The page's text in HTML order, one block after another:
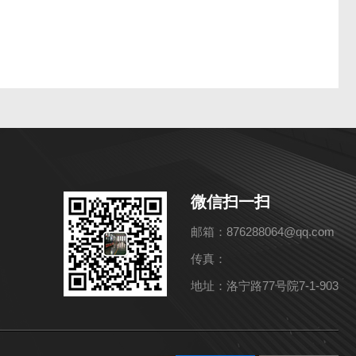
微信扫一扫
邮箱：876288064@qq.com
传真：
地址：洛宁路77号院7-1-903